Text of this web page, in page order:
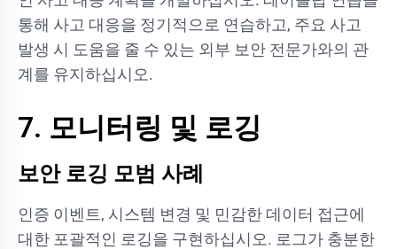
통해 사고 대응을 정기적으로 연습하고, 주요 사고
발생 시 도움을 줄 수 있는 외부 보안 전문가와의 관
계를 유지하십시오.
7. 모니터링 및 로깅
보안 로깅 모범 사례
인증 이벤트, 시스템 변경 및 민감한 데이터 접근에
대한 포괄적인 로깅을 구현하십시오. 로그가 충분한